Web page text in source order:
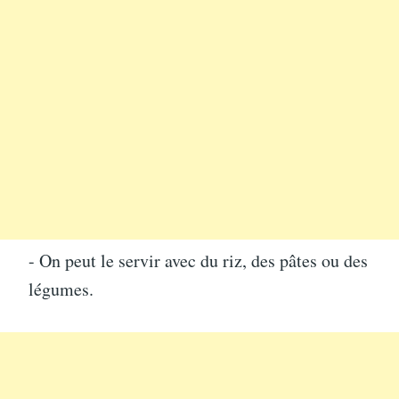
- On peut le servir avec du riz, des pâtes ou des
légumes.